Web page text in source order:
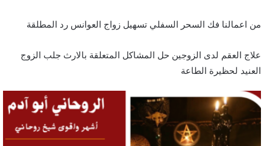
من اعمالنا فك السحر السفلي تسهيل زواج العوانس رد المطلقة
علاج العقم لدى الزوجين حل المشاكل المتعلقة بالارث جلب الزوج
العنيد لحظيرة الطاعة